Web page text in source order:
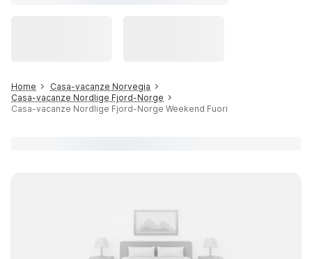
Home
Casa-vacanze Norvegia
Casa-vacanze Nordlige Fjord-Norge
Casa-vacanze Nordlige Fjord-Norge Weekend Fuori